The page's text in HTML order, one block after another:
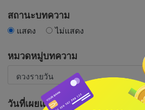
สถานะบทความ
แสดง ไม่แสดง
หมวดหมู่บทความ
วันที่เผยแพร่บทความ